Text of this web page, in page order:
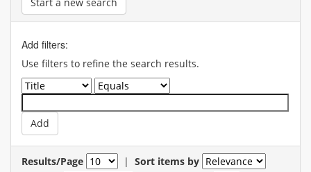
Add filters:
Use filters to refine the search results.
Results/Page | Sort items by